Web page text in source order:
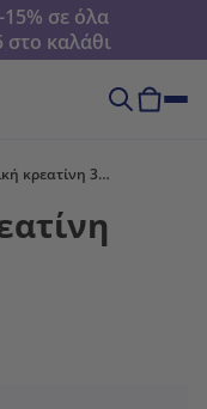
σε όλα
στο καλάθι
3x Mονοϋδρική κρεατίνη 3000 mg